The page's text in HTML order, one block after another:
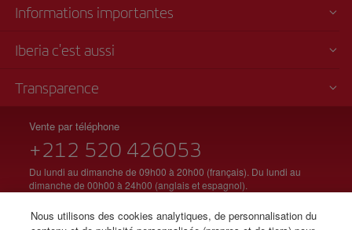
Informations importantes
Iberia c'est aussi
Transparence
Vente par téléphone
+212 520 426053
Du lundi au dimanche de 09h00 à 20h00 (français). Du lundi au
dimanche de 00h00 à 24h00 (anglais et espagnol).
Nous utilisons des cookies analytiques, de personnalisation du